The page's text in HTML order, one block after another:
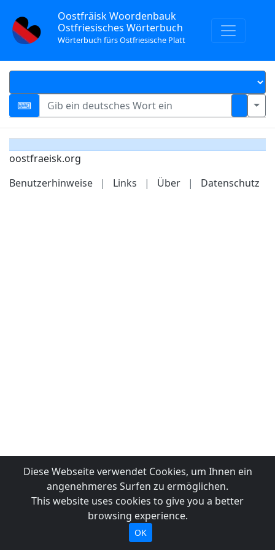
Oostfräisk Woordenbauk
Ostfriesisches Wörterbuch
Wörterbuch fürs Ostfriesische Platt
oostfraeisk.org
Benutzerhinweise
| Links | Über | Datenschutz
Diese Webseite verwendet Cookies, um Ihnen ein
angenehmeres Surfen zu ermöglichen.
This website uses cookies to give you a better
browsing experience.
OK